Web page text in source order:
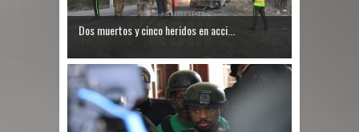
Dos muertos y cinco heridos en acci...